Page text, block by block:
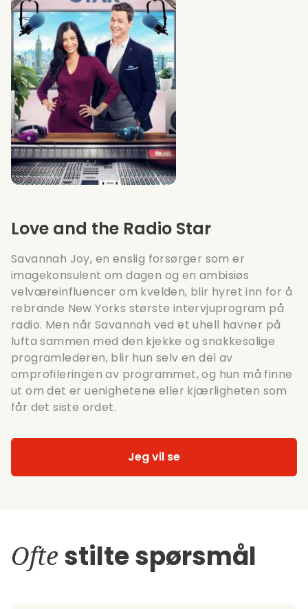
Love and the Radio Star
Savannah Joy, en enslig forsørger som er
imagekonsulent om dagen og en ambisiøs
velværeinfluencer om kvelden, blir hyret inn for å
rebrande New Yorks største intervjuprogram på
radio. Men når Savannah ved et uhell havner på
lufta sammen med den kjekke og snakkesalige
programlederen, blir hun selv en del av
omprofileringen av programmet, og hun må finne
ut om det er uenighetene eller kjærligheten som
får det siste ordet.
Jeg vil se
Ofte stilte spørsmål